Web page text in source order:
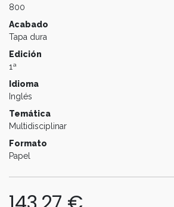
800
Acabado
Tapa dura
Edición
1ª
Idioma
Inglés
Temática
Multidisciplinar
Formato
Papel